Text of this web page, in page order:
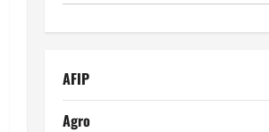
AFIP
Agro